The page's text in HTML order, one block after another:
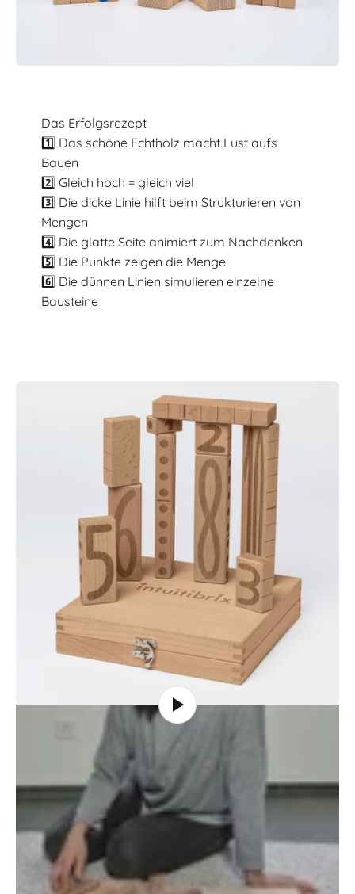
Das Erfolgsrezept
1️⃣ Das schöne Echtholz macht Lust aufs
Bauen
2️⃣ Gleich hoch = gleich viel
3️⃣ Die dicke Linie hilft beim Strukturieren von
Mengen
4️⃣ Die glatte Seite animiert zum Nachdenken
5️⃣ Die Punkte zeigen die Menge
6️⃣ Die dünnen Linien simulieren einzelne
Bausteine